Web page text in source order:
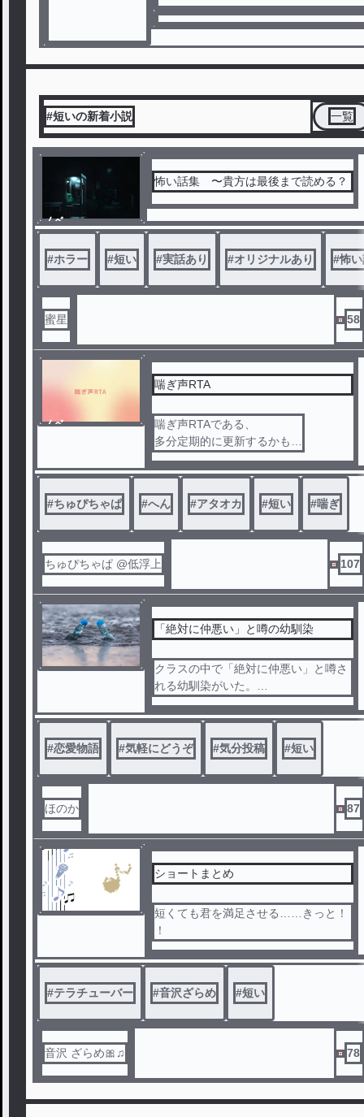
#短いの新着小説 一覧
ノベ
ル
怖い話集 〜貴方は最後まで読める？
#ホラー #短い #実話あり #オリジナルあり #怖
蜜星 58
ノベ
喘ぎ声RTA
喘ぎ声RTAである、
多分定期的に更新するかも。
一年に一度は更新する。
#ちゅぴちゃぱ #へん #アタオカ #短い #喘ぎ
ちゅぴちゃぱ @低浮上 107
「絶対に仲悪い」と噂の幼馴染
クラスの中で「絶対に仲悪い」と噂さ
れる幼馴染がいた。
しかし、実は……？
#恋愛物語 #気軽にどうぞ #気分投稿 #短い
ほのか 87
ショートまとめ
短くても君を満足させる……きっと！
！
#テラチューバー #音沢ざらめ #短い
音沢 ざらめ🎀♫ 78